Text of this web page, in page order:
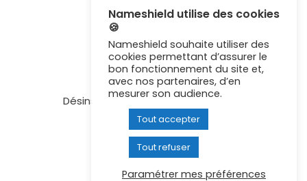
Blog
Certification ISO 27001
Newsletter
Désinscription aux communications
Contactez-nous
Recrutement
Signaler un abus
Nameshield utilise des cookies
🍪
Nameshield souhaite utiliser des
cookies permettant d’assurer le
bon fonctionnement du site et,
avec nos partenaires, d’en
mesurer son audience.
Tout accepter
Tout refuser
Paramétrer mes préférences